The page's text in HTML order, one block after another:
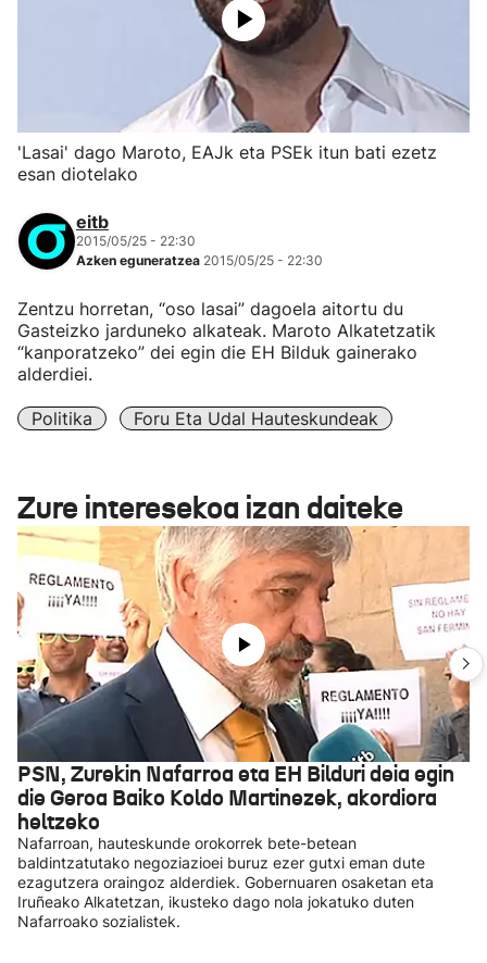
'Lasai' dago Maroto, EAJk eta PSEk itun bati ezetz
esan diotelako
eitb
2015/05/25 - 22:30
Azken eguneratzea 2015/05/25 - 22:30
Zentzu horretan, “oso lasai” dagoela aitortu du
Gasteizko jarduneko alkateak. Maroto Alkatetzatik
“kanporatzeko” dei egin die EH Bilduk gainerako
alderdiei.
Politika Foru Eta Udal Hauteskundeak
Zure interesekoa izan daiteke
PSN, Zurekin Nafarroa eta EH Bilduri deia egin
die Geroa Baiko Koldo Martinezek, akordiora
heltzeko
Nafarroan, hauteskunde orokorrek bete-betean
baldintzatutako negoziazioei buruz ezer gutxi eman dute
ezagutzera oraingoz alderdiek. Gobernuaren osaketan eta
Iruñeako Alkatetzan, ikusteko dago nola jokatuko duten
Nafarroako sozialistek.